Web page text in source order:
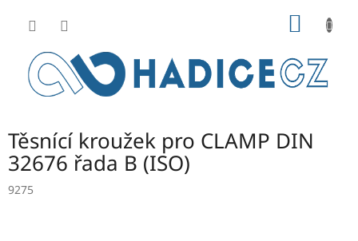
Těsnící kroužek pro CLAMP DIN
32676 řada B (ISO)
9275